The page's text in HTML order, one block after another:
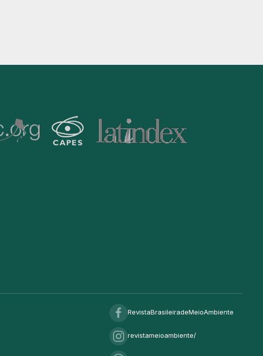
RevistaBrasileiradeMeioAmbiente
revistameioambiente/